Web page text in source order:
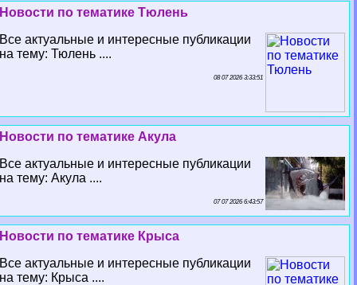
Новости по тематике Тюлень
Все актуальные и интересные публикации
на тему: Тюлень ....
08 07 2026 3:33:51
Новости по тематике Акула
Все актуальные и интересные публикации
на тему: Акула ....
07 07 2026 6:43:57
Новости по тематике Крыса
Все актуальные и интересные публикации
на тему: Крыса ....